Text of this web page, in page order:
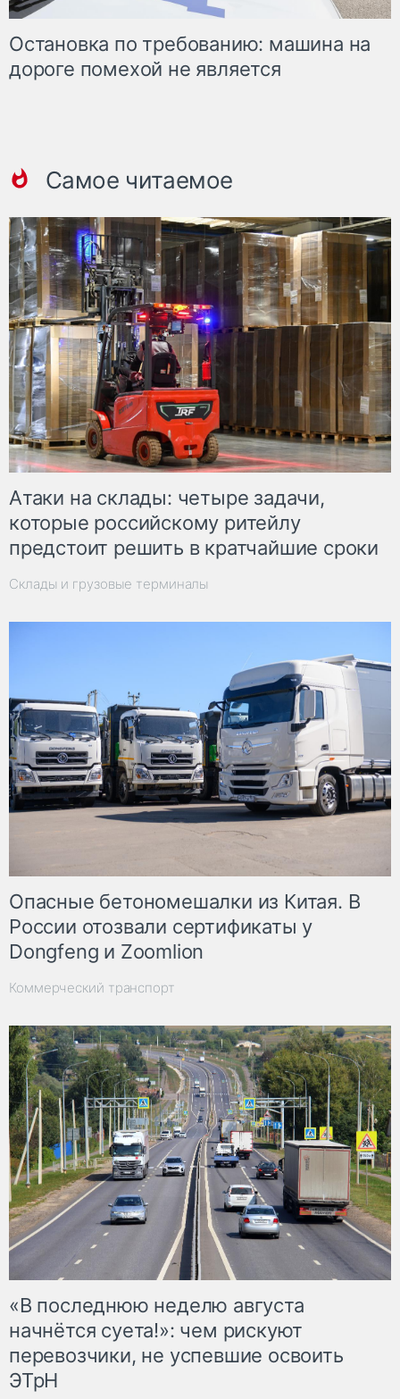
Остановка по требованию: машина на
дороге помехой не является
Самое читаемое
Атаки на склады: четыре задачи,
которые российскому ритейлу
предстоит решить в кратчайшие сроки
Склады и грузовые терминалы
Опасные бетономешалки из Китая. В
России отозвали сертификаты у
Dongfeng и Zoomlion
Коммерческий транспорт
«В последнюю неделю августа
начнётся суета!»: чем рискуют
перевозчики, не успевшие освоить
ЭТрН